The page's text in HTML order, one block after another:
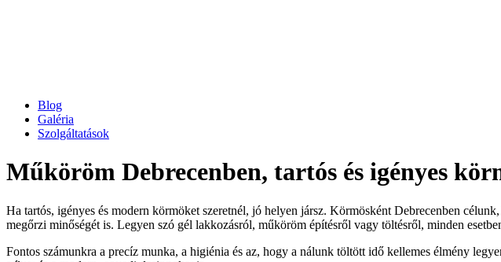
Blog
Galéria
Szolgáltatások
Műköröm Debrecenben, tartós és igényes
Ha tartós, igényes és modern körmöket szeretnél, jó helyen jársz. Körmösként Debrecenben
megőrzi minőségét is. Legyen szó gél lakkozásról, műköröm építésről vagy töltésről, minden
Fontos számunkra a precíz munka, a higiénia és az, hogy a nálunk töltött idő kellemes élmény